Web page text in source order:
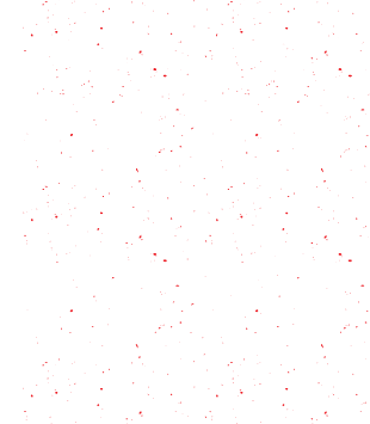
Una receta dulce y aromática:
rollitos de canela
Volcán de chocolate, postre fácil